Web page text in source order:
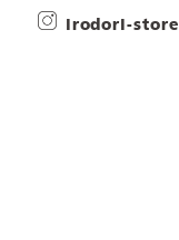
irodori-store